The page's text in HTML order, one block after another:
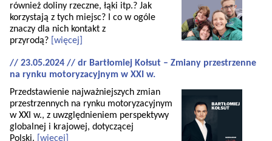
również doliny rzeczne, łąki itp.? Jak
korzystają z tych miejsc? I co w ogóle
znaczy dla nich kontakt z
przyrodą? [więcej]
// 23.05.2024 // dr Bartłomiej Kołsut – Zmiany przestrzenne
na rynku motoryzacyjnym w XXI w.
Przedstawienie najważniejszych zmian
przestrzennych na rynku motoryzacyjnym
w XXI w., z uwzględnieniem perspektywy
globalnej i krajowej, dotyczącej
Polski.
[więcej]